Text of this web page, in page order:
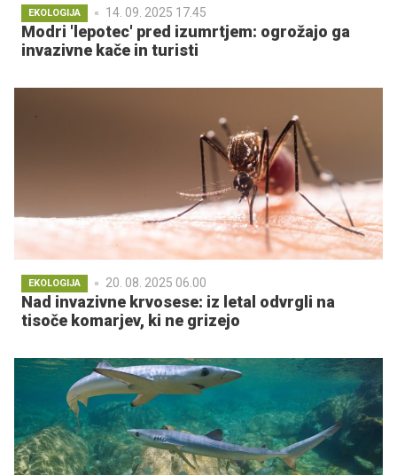
EKOLOGIJA 14. 09. 2025 17.45
Modri 'lepotec' pred izumrtjem: ogrožajo ga
invazivne kače in turisti
EKOLOGIJA 20. 08. 2025 06.00
Nad invazivne krvosese: iz letal odvrgli na
tisoče komarjev, ki ne grizejo